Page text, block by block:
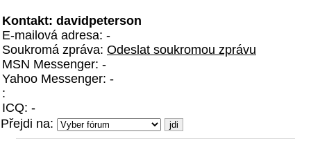
Kontakt: davidpeterson
E-mailová adresa: -
Soukromá zpráva: Odeslat soukromou zprávu
MSN Messenger: -
Yahoo Messenger: -
:
ICQ: -
Přejdi na: